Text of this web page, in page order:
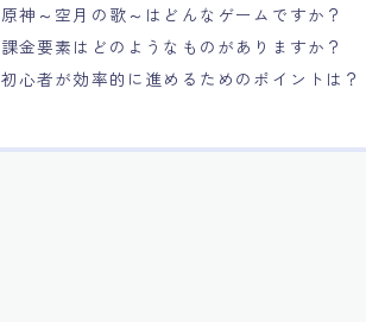
原神～空月の歌～はどんなゲームですか？
課金要素はどのようなものがありますか？
初心者が効率的に進めるためのポイントは？